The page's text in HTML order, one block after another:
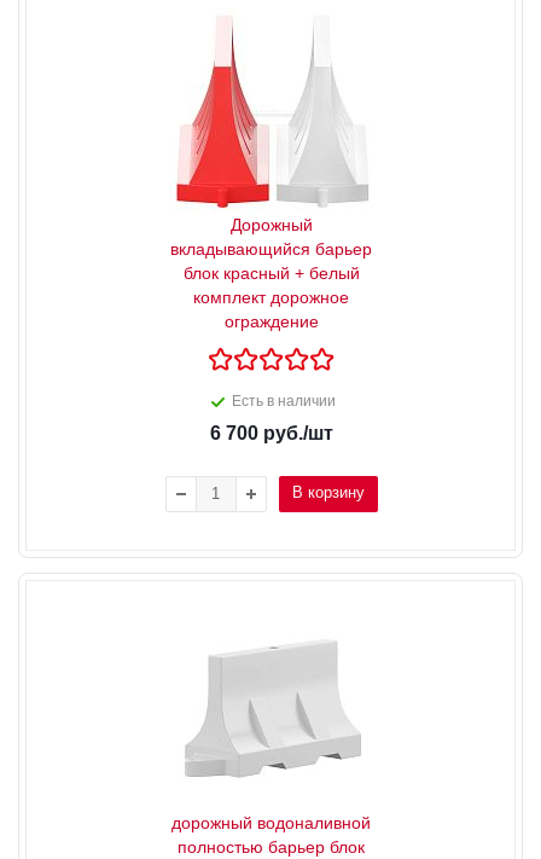
Дорожный
вкладывающийся барьер
блок красный + белый
комплект дорожное
ограждение
Есть в наличии
6 700руб./шт
В корзину
дорожный водоналивной
полностью барьер блок